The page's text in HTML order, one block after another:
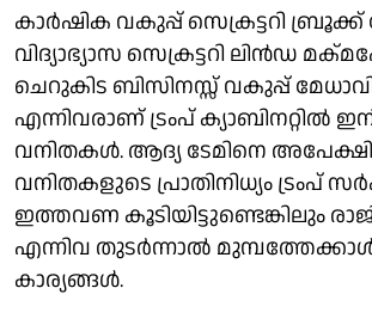
കാർഷിക വകുപ്പ് സെക്രട്ടറി
വിദ്യാഭ്യാസ സെക്രട്ടറി ലിൻഡ
ചെറുകിട ബിസിനസ്സ് വകുപ്പ്
എന്നിവരാണ് ട്രംപ് ക്യാബിനറ്റിൽ
വനിതകൾ. ആദ്യ ടേമിനെ
വനിതകളുടെ പ്രാതിനിധ്യം ട്രംപ്
ഇത്തവണ കൂടിയിട്ടുണ്ടെങ്കിലും
എന്നിവ തുടർന്നാൽ മുമ്പത്തേക്കാൾ
കാര്യങ്ങൾ.